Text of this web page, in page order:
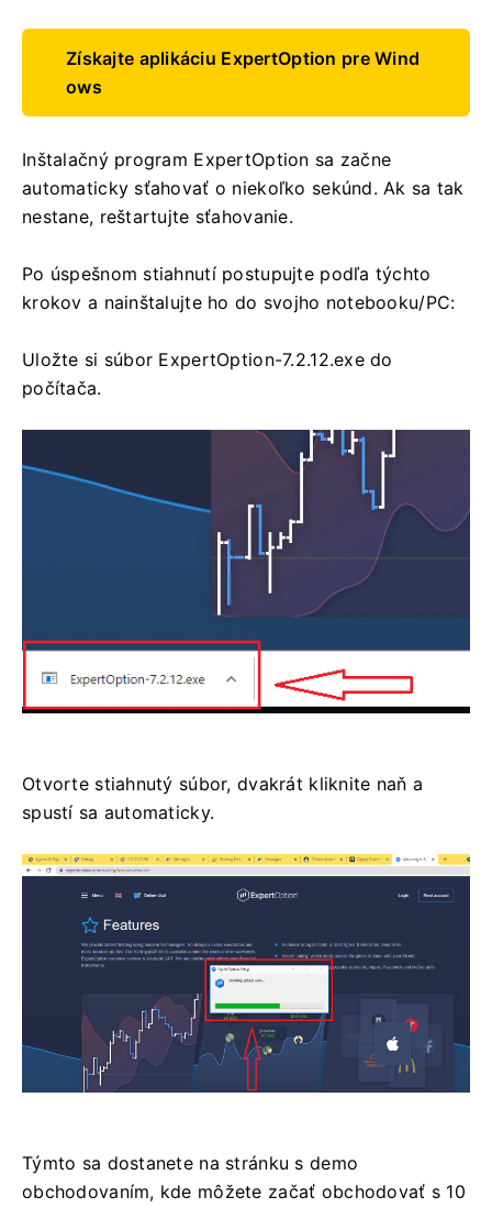
Získajte aplikáciu ExpertOption pre Wind
ows
Inštalačný program ExpertOption sa začne
automaticky sťahovať o niekoľko sekúnd. Ak sa tak
nestane, reštartujte sťahovanie.
Po úspešnom stiahnutí postupujte podľa týchto
krokov a nainštalujte ho do svojho notebooku/PC:
Uložte si súbor ExpertOption-7.2.12.exe do
počítača.
Otvorte stiahnutý súbor, dvakrát kliknite naň a
spustí sa automaticky.
Týmto sa dostanete na stránku s demo
obchodovaním, kde môžete začať obchodovať s 10